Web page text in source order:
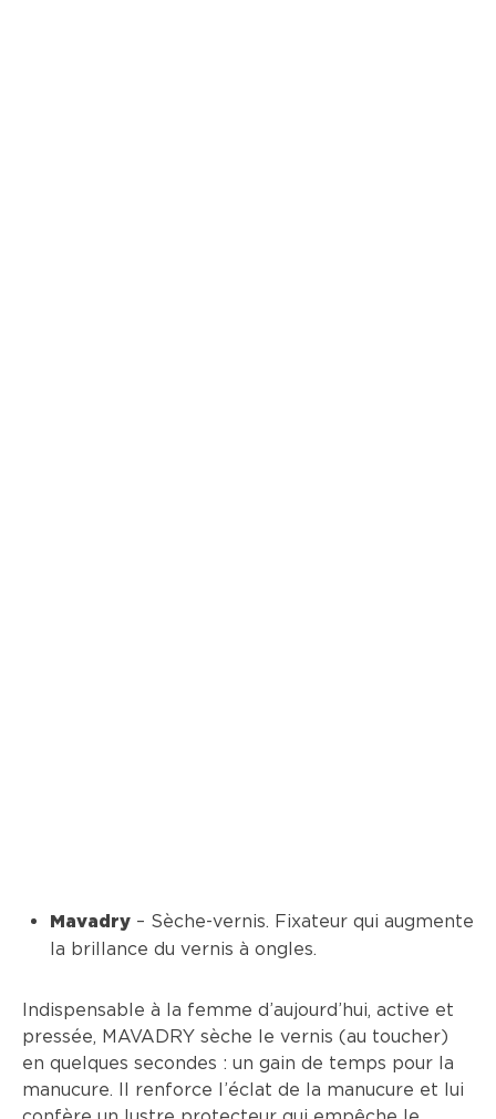
Mavadry – Sèche-vernis. Fixateur qui augmente
la brillance du vernis à ongles.
Indispensable à la femme d’aujourd’hui, active et
pressée, MAVADRY sèche le vernis (au toucher)
en quelques secondes : un gain de temps pour la
manucure. Il renforce l’éclat de la manucure et lui